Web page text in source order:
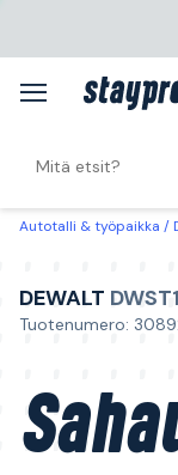
Autotalli & työpaikka
DEWALT
Tuotenumero: